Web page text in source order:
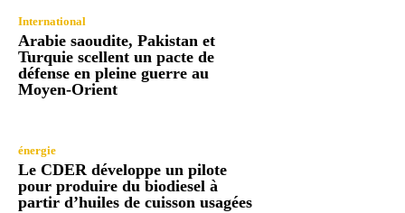
International
Arabie saoudite, Pakistan et
Turquie scellent un pacte de
défense en pleine guerre au
Moyen-Orient
énergie
Le CDER développe un pilote
pour produire du biodiesel à
partir d’huiles de cuisson usagées